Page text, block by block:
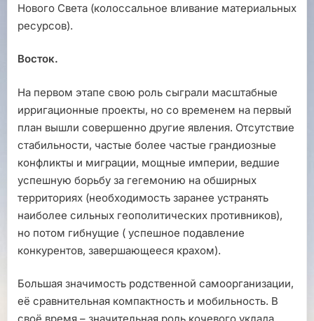
Нового Света (колоссальное вливание материальных
ресурсов).
Восток.
На первом этапе свою роль сыграли масштабные
ирригационные проекты, но со временем на первый
план вышли совершенно другие явления. Отсутствие
стабильности, частые более частые грандиозные
конфликты и миграции, мощные империи, ведшие
успешную борьбу за гегемонию на обширных
территориях (необходимость заранее устранять
наиболее сильных геополитических противников),
но потом гибнущие ( успешное подавление
конкурентов, завершающееся крахом).
Большая значимость родственной самоорганизации,
её сравнительная компактность и мобильность. В